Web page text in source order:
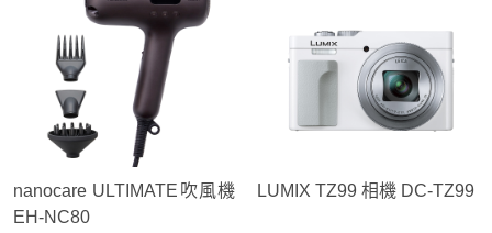
nanocare ULTIMATE吹風機
EH-NC80
LUMIX TZ99 相機 DC-TZ99